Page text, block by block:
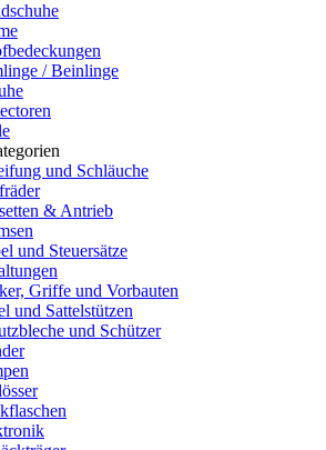
/ Beinlinge
und Schläuche
& Antrieb
und Steuersätze
Griffe und Vorbauten
und Sattelstützen
und Schützer